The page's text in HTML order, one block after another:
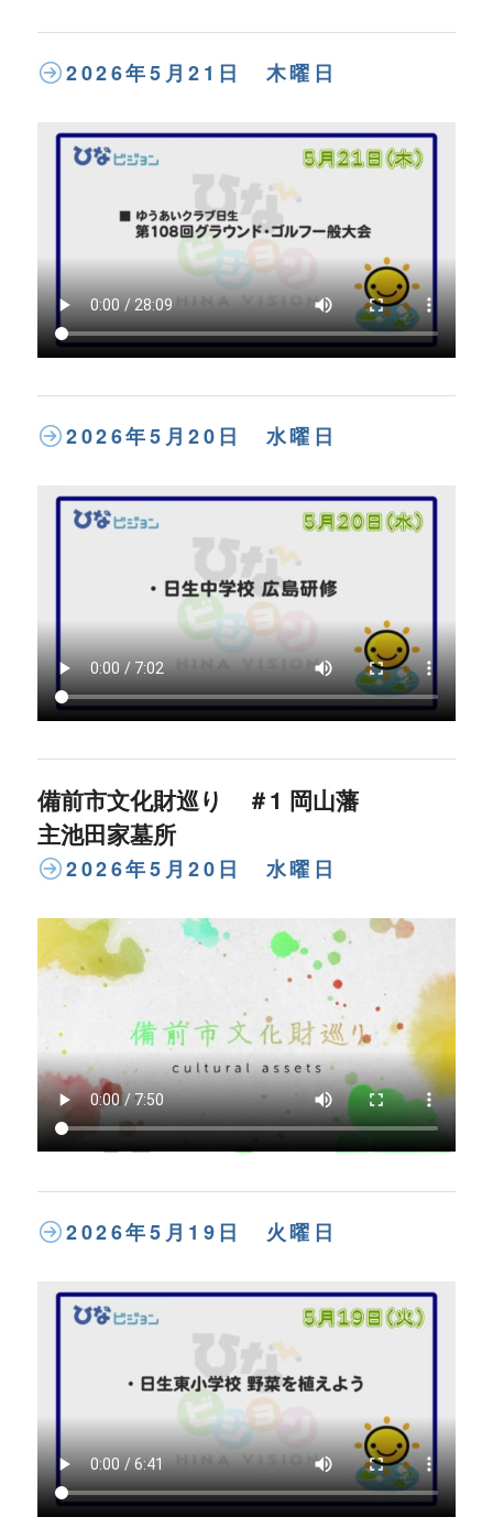
2026年5月21日 木曜日
2026年5月20日 水曜日
備前市文化財巡り ＃1 岡山藩
主池田家墓所
2026年5月20日 水曜日
2026年5月19日 火曜日